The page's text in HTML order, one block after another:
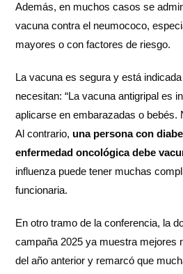
Además, en muchos casos se
vacuna contra el neumococo,
mayores o con factores de riesgo.
La vacuna es segura y está
necesitan: “La vacuna antigripal es
aplicarse en embarazadas o bebés.
Al contrario, una persona con
enfermedad oncológica debe
influenza puede tener muchas
funcionaria.
En otro tramo de la conferencia, la
campaña 2025 ya muestra mejores
del año anterior y remarcó que